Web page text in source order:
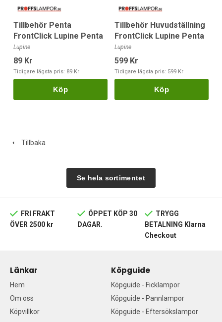
Tillbehör Penta
FrontClick Lupine Penta
Lupine
89 Kr
Tidigare lägsta pris: 89 Kr
Köp
Tillbehör Huvudställning
FrontClick Lupine Penta
Lupine
599 Kr
Tidigare lägsta pris: 599 Kr
Köp
Tillbaka
Se hela sortimentet
FRI FRAKT
ÖVER 2500 kr
ÖPPET KÖP 30
DAGAR.
TRYGG
BETALNING Klarna
Checkout
Länkar
Hem
Om oss
Köpvillkor
Köpguide
Köpguide - Ficklampor
Köpguide - Pannlampor
Köpguide - Eftersökslampor